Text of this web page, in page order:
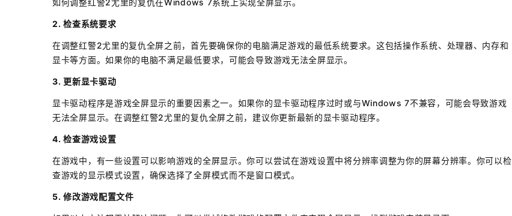
2. 检查系统要求
在调整红警2尤里的复仇全屏之前，首先要确保你的电脑满足游戏的最低系统要求。这包括操作系统、处理器、内存和
显卡等方面。如果你的电脑不满足最低要求，可能会导致游戏无法全屏显示。
3. 更新显卡驱动
显卡驱动程序是游戏全屏显示的重要因素之一。如果你的显卡驱动程序过时或与Windows 7不兼容，可能会导致游戏
无法全屏显示。在调整红警2尤里的复仇全屏之前，建议你更新最新的显卡驱动程序。
4. 检查游戏设置
在游戏中，有一些设置可以影响游戏的全屏显示。你可以尝试在游戏设置中将分辨率调整为你的屏幕分辨率。你可以检
查游戏的显示模式设置，确保选择了全屏模式而不是窗口模式。
5. 修改游戏配置文件